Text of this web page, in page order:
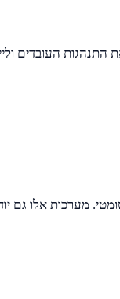
התנהגות העובדים
מערכות אלו גם